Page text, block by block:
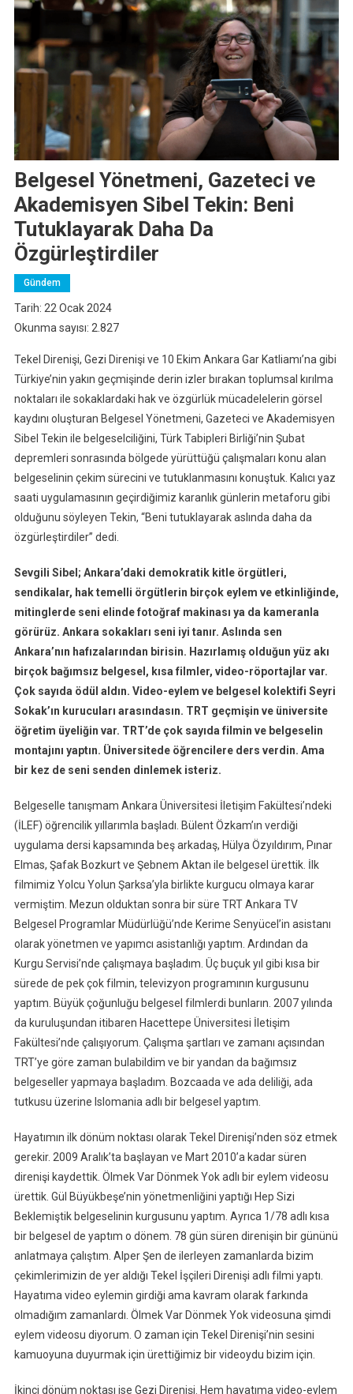
Belgesel Yönetmeni, Gazeteci ve
Akademisyen Sibel Tekin: Beni
Tutuklayarak Daha Da
Özgürleştirdiler
Gündem
Tarih: 22 Ocak 2024
Okunma sayısı: 2.827
Tekel Direnişi, Gezi Direnişi ve 10 Ekim Ankara Gar Katliamı’na gibi
Türkiye’nin yakın geçmişinde derin izler bırakan toplumsal kırılma
noktaları ile sokaklardaki hak ve özgürlük mücadelelerin görsel
kaydını oluşturan Belgesel Yönetmeni, Gazeteci ve Akademisyen
Sibel Tekin ile belgeselciliğini, Türk Tabipleri Birliği’nin Şubat
depremleri sonrasında bölgede yürüttüğü çalışmaları konu alan
belgeselinin çekim sürecini ve tutuklanmasını konuştuk. Kalıcı yaz
saati uygulamasının geçirdiğimiz karanlık günlerin metaforu gibi
olduğunu söyleyen Tekin, “Beni tutuklayarak aslında daha da
özgürleştirdiler” dedi.
Sevgili Sibel; Ankara’daki demokratik kitle örgütleri,
sendikalar, hak temelli örgütlerin birçok eylem ve etkinliğinde,
mitinglerde seni elinde fotoğraf makinası ya da kameranla
görürüz. Ankara sokakları seni iyi tanır. Aslında sen
Ankara’nın hafızalarından birisin. Hazırlamış olduğun yüz akı
birçok bağımsız belgesel, kısa filmler, video-röportajlar var.
Çok sayıda ödül aldın. Video-eylem ve belgesel kolektifi Seyri
Sokak’ın kurucuları arasındasın. TRT geçmişin ve üniversite
öğretim üyeliğin var. TRT’de çok sayıda filmin ve belgeselin
montajını yaptın. Üniversitede öğrencilere ders verdin. Ama
bir kez de seni senden dinlemek isteriz.
Belgeselle tanışmam Ankara Üniversitesi İletişim Fakültesi’ndeki
(İLEF) öğrencilik yıllarımla başladı. Bülent Özkam’ın verdiği
uygulama dersi kapsamında beş arkadaş, Hülya Özyıldırım, Pınar
Elmas, Şafak Bozkurt ve Şebnem Aktan ile belgesel ürettik. İlk
filmimiz Yolcu Yolun Şarksa’yla birlikte kurgucu olmaya karar
vermiştim. Mezun olduktan sonra bir süre TRT Ankara TV
Belgesel Programlar Müdürlüğü’nde Kerime Senyücel’in asistanı
olarak yönetmen ve yapımcı asistanlığı yaptım. Ardından da
Kurgu Servisi’nde çalışmaya başladım. Üç buçuk yıl gibi kısa bir
sürede de pek çok filmin, televizyon programının kurgusunu
yaptım. Büyük çoğunluğu belgesel filmlerdi bunların. 2007 yılında
da kuruluşundan itibaren Hacettepe Üniversitesi İletişim
Fakültesi’nde çalışıyorum. Çalışma şartları ve zamanı açısından
TRT’ye göre zaman bulabildim ve bir yandan da bağımsız
belgeseller yapmaya başladım. Bozcaada ve ada deliliği, ada
tutkusu üzerine Islomania adlı bir belgesel yaptım.
Hayatımın ilk dönüm noktası olarak Tekel Direnişi’nden söz etmek
gerekir. 2009 Aralık’ta başlayan ve Mart 2010’a kadar süren
direnişi kaydettik. Ölmek Var Dönmek Yok adlı bir eylem videosu
ürettik. Gül Büyükbeşe’nin yönetmenliğini yaptığı Hep Sizi
Beklemiştik belgeselinin kurgusunu yaptım. Ayrıca 1/78 adlı kısa
bir belgesel de yaptım o dönem. 78 gün süren direnişin bir gününü
anlatmaya çalıştım. Alper Şen de ilerleyen zamanlarda bizim
çekimlerimizin de yer aldığı Tekel İşçileri Direnişi adlı filmi yaptı.
Hayatıma video eylemin girdiği ama kavram olarak farkında
olmadığım zamanlardı. Ölmek Var Dönmek Yok videosuna şimdi
eylem videosu diyorum. O zaman için Tekel Direnişi’nin sesini
kamuoyuna duyurmak için ürettiğimiz bir videoydu bizim için.
İkinci dönüm noktası ise Gezi Direnişi. Hem hayatıma video-eylem